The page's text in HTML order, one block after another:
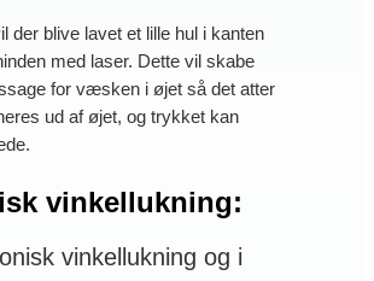
der blive lavet et lille hul i kanten
med laser. Dette vil skabe
for væsken i øjet så det atter
ud af øjet, og trykket kan
vinkellukning:
vinkellukning og i